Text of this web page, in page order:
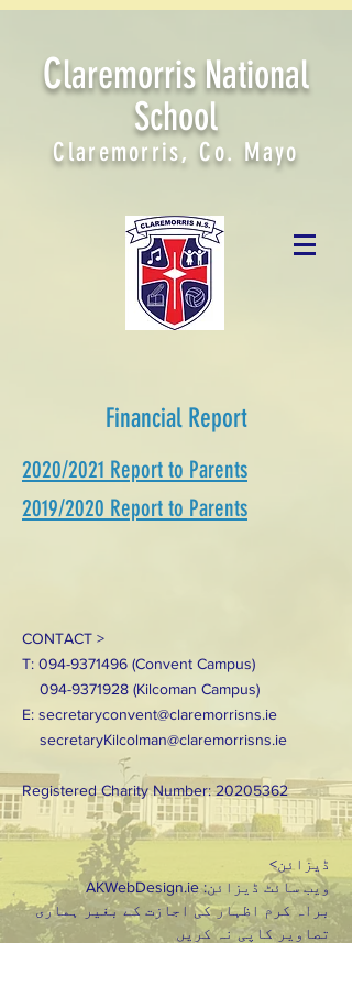
Claremorris National
School
Claremorris, Co. Mayo
Financial Report
2020/2021 Report to Parents
2019/2020 Report to Parents
CONTACT >
T: 094-9371496 (Convent Campus)
094-9371928 (Kilcoman Campus)
E: secretaryconvent@claremorrisns.ie
secretaryKilcolman@claremorrisns.ie
Registered Charity Number:20205362
ڈیزائن>
ویب سائٹ ڈیزائن: AKWebDesign.ie
براہ کرم اظہار کی اجازت کے بغیر ہماری
تصاویر کاپی نہ کریں